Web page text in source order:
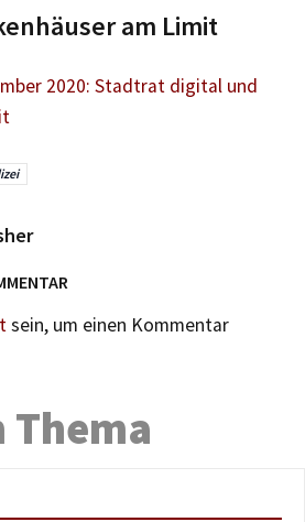
am Limit
2020: Stadtrat digital und
sein, um einen Kommentar
Thema